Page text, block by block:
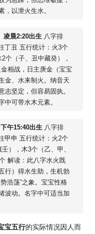
，以泄火生水。
凌晨2:20出生 八字排
丁丑 五行统计：火3个
个（子、丑中藏癸），
相战，日主庚金（宝宝
金、水来制火。纳音天
志坚定，但容易固执。
中可带水木元素。
午15:40出生 八字排
甲申 五行统计：火2个
），木3个（乙、甲、
解读：此八字水火既
行）得水生助，生机勃
浩荡”之象。宝宝性格
波动。名字中可适当加
宝五行的实际情况因人而